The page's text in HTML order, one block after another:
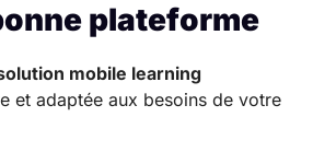
plateforme
mobile learning
et adaptée aux besoins de votre